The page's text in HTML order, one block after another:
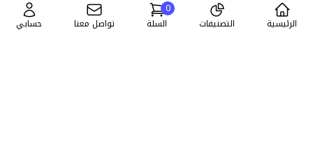
الرئيسية التصنيفات
0
السلة
تواصل معنا حسابي